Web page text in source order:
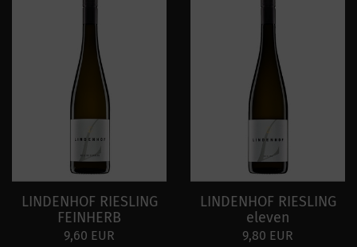
LINDENHOF RIESLING
FEINHERB
9,60 EUR
LINDENHOF RIESLING
eleven
9,80 EUR